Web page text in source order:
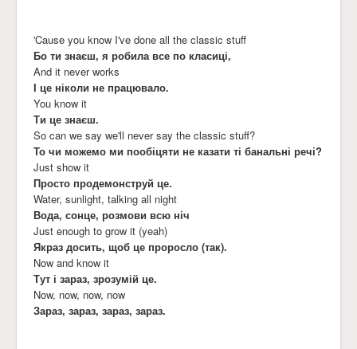
'Cause you know I've done all the classic stuff
Бо ти знаєш, я робила все по класиці,
And it never works
І це ніколи не працювало.
You know it
Ти це знаєш.
So can we say we'll never say the classic stuff?
То чи можемо ми пообіцяти не казати ті банальні речі?
Just show it
Просто продемонструй це.
Water, sunlight, talking all night
Вода, сонце, розмови всю ніч
Just enough to grow it (yeah)
Якраз досить, щоб це проросло (так).
Now and know it
Тут і зараз, зрозумій це.
Now, now, now, now
Зараз, зараз, зараз, зараз.